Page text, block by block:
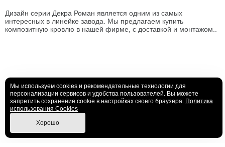
Дизайн серии Декра Роман является одним из самых
интересных в линейке завода. Мы предлагаем купить
композитную кровлю в нашей фирме, с доставкой и монтажом..
Мы используем cookies и рекомендательные технологии для
персонализации сервисов и удобства пользователей. Вы можете
запретить сохранение cookie в настройках своего браузера. Политика
использования Cookies
Хорошо